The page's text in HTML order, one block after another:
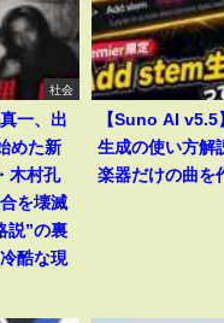
社会
一、出
めた新
木村孔
を壊滅
説”の裏
酷な現
【Suno AI
生成の使い方解
楽器だけの曲